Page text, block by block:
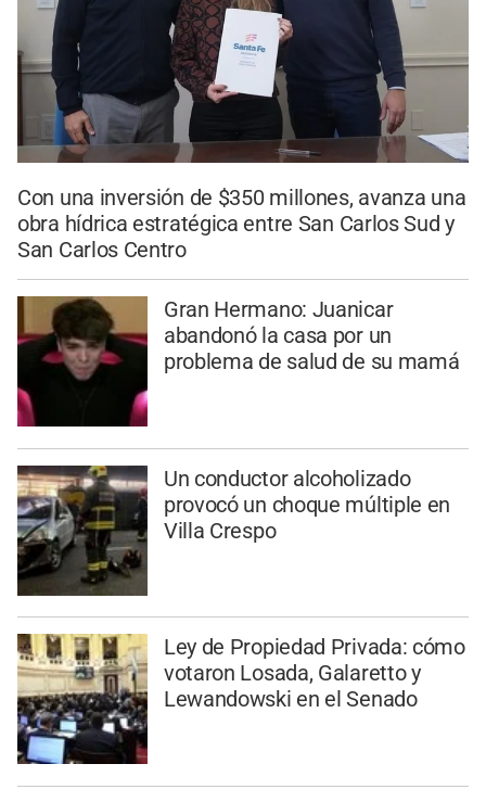
Con una inversión de $350 millones, avanza una
obra hídrica estratégica entre San Carlos Sud y
San Carlos Centro
Gran Hermano: Juanicar
abandonó la casa por un
problema de salud de su mamá
Un conductor alcoholizado
provocó un choque múltiple en
Villa Crespo
Ley de Propiedad Privada: cómo
votaron Losada, Galaretto y
Lewandowski en el Senado